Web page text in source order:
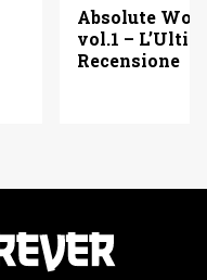
Absolute
vol.1 –
Recensione